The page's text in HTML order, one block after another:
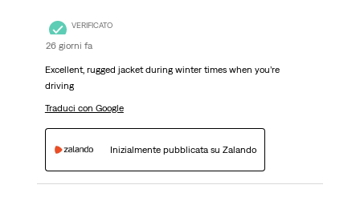
VERIFICATO
26 giorni fa
Excellent, rugged jacket during winter times when you’re
driving
Traduci con Google
Inizialmente pubblicata su Zalando